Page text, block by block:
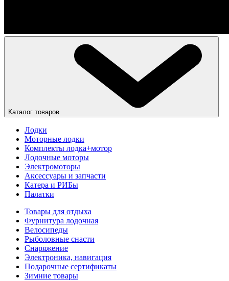
Каталог товаров
Лодки
Моторные лодки
Комплекты лодка+мотор
Лодочные моторы
Электромоторы
Аксессуары и запчасти
Катера и РИБы
Палатки
Товары для отдыха
Фурнитура лодочная
Велосипеды
Рыболовные снасти
Снаряжение
Электроника, навигация
Подарочные сертификаты
Зимние товары